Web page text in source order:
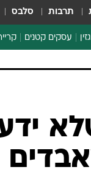
תרבות סלבס
עסקים קטנים